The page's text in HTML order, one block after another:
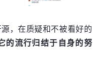
，在质疑和不被看好的
的流行归结于自身的努